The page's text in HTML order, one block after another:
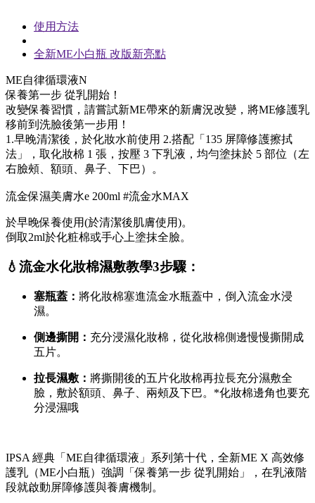
使用方法
全新ME小白瓶 改版新亮點
ME自律循環液N
保養第一步 從乳開始！
改變保養習慣，請嘗試新ME帶來的新膚況改變，將ME修護乳
移前到洗臉後第一步用！
1.早晚清潔後，於化妝水前使用 2.搭配「135 屏障修護擦拭
法」，取化妝棉 1 張，按壓 3 下乳液，均勻塗抹於 5 部位（左
右臉頰、額頭、鼻子、下巴）。
流金保濕美膚水e 200ml #流金水MAX
於早晚保養使用(於清潔後肌膚使用)。
倒取2ml於化粧棉或手心上塗抹全臉。
💧流金水化妝棉濕敷教學3步驟：
塞瓶蓋： 將化妝棉塞進流金水瓶蓋中，倒入流金水浸
濕。
側邊撕開： 充分浸濕化妝棉，從化妝棉側邊慢慢撕開成
五片。
拉長濕敷： 將撕開後的五片化妝棉再拉長充分濕敷全
臉，敷於額頭、鼻子、兩頰及下巴。*化妝棉邊角也要充
分浸濕哦
IPSA 經典「ME自律循環液」系列第十代，全新ME X 高效修
護乳（ME小白瓶）強調「保養第一步 從乳開始」，在乳液階
段就啟動屏障修護與養膚機制。